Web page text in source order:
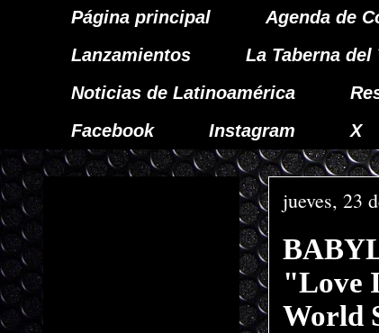
Página principal Agenda de
Lanzamientos
La Taberna del
Noticias de Latinoamérica
Facebook
Instagram X
jueves, 23
"Love
World